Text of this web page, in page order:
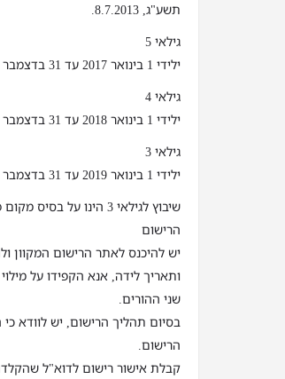
תשע"ג, 8.7.2013.
גילאי 5
ילידי 1 בינואר 2017 עד 31 בדצמבר 2017, ג' בטבת התשע"ז עד י"ג בטבת התשע"ח
גילאי 4
ילידי 1 בינואר 2018 עד 31 בדצמבר 2018, י"ד בטבת התשע"ח עד כ"ג בטבת התשע"ט
גילאי 3
ילידי 1 בינואר 2019 עד 31 בדצמבר 2019, כ"ד בטבת התשע"ט עד ג' בטבת התש"ף
שיבוץ לגילאי 3 הינו
הרישום
יש להיכנס לאתר הרישום המקוון
ותאריך לידה, אנא הקפידו על
שני ההורים.
בסיום תהליך הרישום, יש לוודא
הרישום.
קבלת אישור רישום לדוא"ל